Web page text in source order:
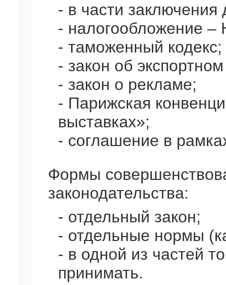
- в части заключения
- налогообложение –
- таможенный кодекс;
- закон об
- закон о рекламе;
- Парижская
выставках»;
- соглашение в
Формы
законодательства:
- отдельный закон;
- отдельные нормы
- в одной из частей
принимать.